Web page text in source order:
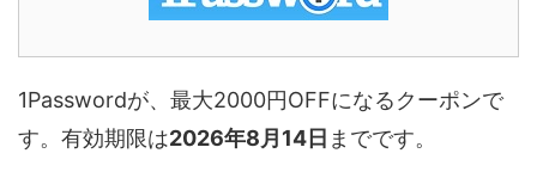
1Passwordが、最大2000円OFFになるクーポンで
す。有効期限は2026年8月14日 までです。